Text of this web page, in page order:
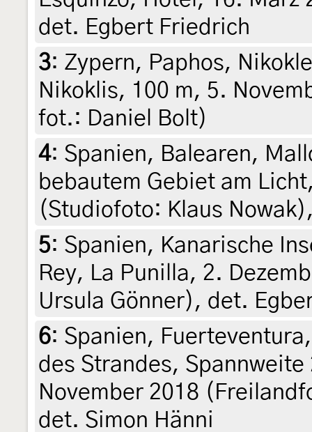
det. Egbert Friedrich
3: Zypern, Paphos,
Nikoklis, 100 m, 5.
fot.: Daniel Bolt)
4: Spanien, Balearen,
bebautem Gebiet am
(Studiofoto: Klaus
5: Spanien, Kanarische
Rey, La Punilla, 2.
Ursula Gönner), det.
6: Spanien,
des Strandes,
November 2018
det. Simon Hänni